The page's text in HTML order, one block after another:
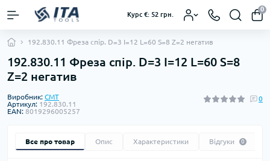
Курс €: 52 грн.
0
192.830.11 Фреза спір. D=3 I=12 L=60 S=8 Z=2 негатив
192.830.11 Фреза спір. D=3 I=12 L=60 S=8
Z=2 негатив
Виробник: CMT
Артикул: 192.830.11
EAN: 8019296005257
0
Все про товар Опис Характеристики Відгуки 0